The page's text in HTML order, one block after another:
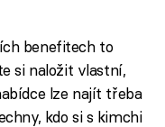
benefitech to
si naložit vlastní,
lze najít třeba
kdo si s kimchi